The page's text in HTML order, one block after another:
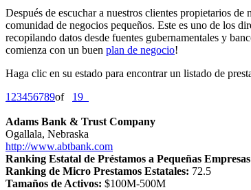
Después de escuchar a nuestros clientes propietarios
comunidad de negocios pequeños. Este es uno de los
recopilando datos desde fuentes gubernamentales y
comienza con un buen plan de negocio!
Haga clic en su estado para encontrar un listado de
1 23456789of 19
Adams Bank & Trust Company
Ogallala, Nebraska
http://www.abtbank.com
Ranking Estatal de Préstamos a Pequeñas
Ranking de Micro Prestamos Estatales: 72.5
Tamaños de Activos: $100M-500M